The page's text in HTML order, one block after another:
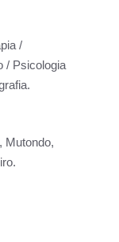
/
/ Psicologia
Mutondo,